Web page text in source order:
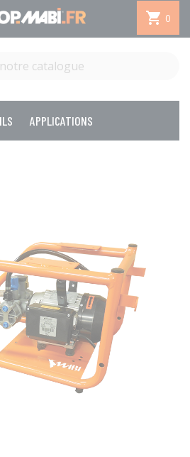
 0
APPLICATIONS